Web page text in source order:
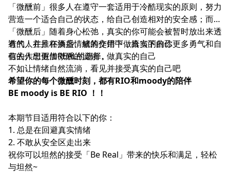
「微醺前」很多人在遵守一套适用于冷酷现实的原则，努力
营造一个适合自己的状态，给自己创造相对的安全感；而
「微醺后」随着身心松弛，真实的你可能会被暂时放出来透
透气，并且在酒后情绪的作用下，给当下的你更多勇气和自
信去作出更加REAL的选择。
有的人在推杯换盏、觥筹交错中做真实的自己
有的人想假借微醺的滤镜，做真实的自己
不如让情绪自然流淌，看见并接受真实的自己吧
希望你的每个微醺时刻，都有RIO和moody的陪伴
BE moody is BE RIO ！！
本期节目适用符合以下的你：
1. 总是在回避真实情绪
2. 不敢从安全区走出来
祝你可以坦然的接受「Be Real」带来的快乐和满足，轻松
与坦然~